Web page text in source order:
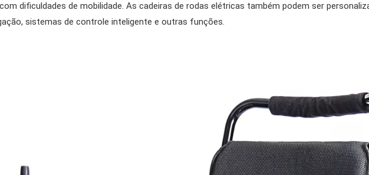
dificuldades de mobilidade. As cadeiras de rodas elétricas também podem ser
sistemas de controle inteligente e outras funções.